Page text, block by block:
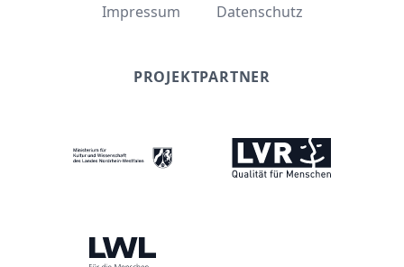
Impressum Datenschutz
PROJEKTPARTNER